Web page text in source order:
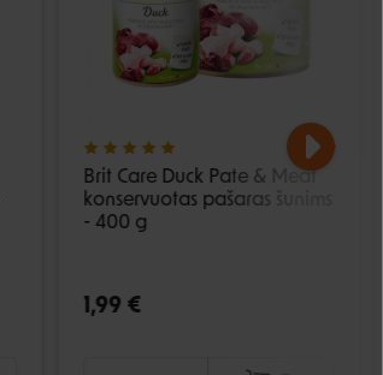
Brit Care Duck Pate & Meat
konservuotas pašaras šunims
- 400 g
1,99 €